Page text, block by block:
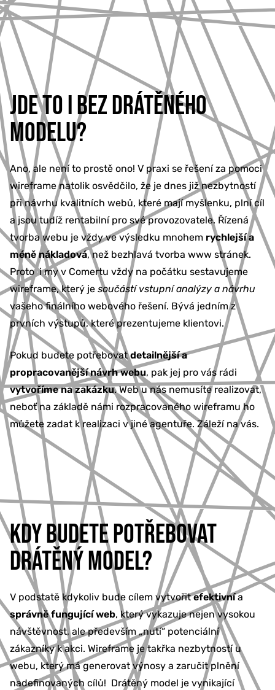
JDE TO I BEZ DRÁTĚNÉHO
MODELU?
Ano, ale není to prostě ono! V praxi se řešení za pomoci
wireframe natolik osvědčilo, že je dnes již nezbytností
při návrhu kvalitních webů, které mají myšlenku, plní cíl
a jsou tudíž rentabilní pro své provozovatele. Řízená
tvorba webu je vždy ve výsledku mnohem rychlejší a
méně nákladová, než bezhlavá tvorba www stránek.
Proto i my v Comertu vždy na počátku sestavujeme
wireframe, který je součástí vstupní analýzy a návrhu
vašeho finálního webového řešení. Bývá jedním z
prvních výstupů, které prezentujeme klientovi.
Pokud budete potřebovatdetailnější a
propracovanější návrh webu, pak jej pro vás rádi
vytvoříme na zakázku. Web u nás nemusíte realizovat,
neboť na základě námi rozpracovaného wireframu ho
můžete zadat k realizaci v jiné agentuře. Záleží na vás.
KDY BUDETE POTŘEBOVAT
DRÁTĚNÝ MODEL?
V podstatě kdykoliv bude cílem vytvořitefektivnía
správně fungující web, který vykazuje nejen vysokou
návštěvnost, ale především „nutí“ potenciální
zákazníky k akci. Wireframe je takřka nezbytností u
webu, který má generovat výnosy a zaručit plnění
nadefinovaných cílů! Drátěný model je vynikající